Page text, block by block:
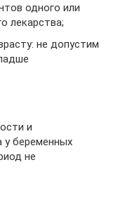
одного или
лекарства;
не допустим
и
у беременных
не